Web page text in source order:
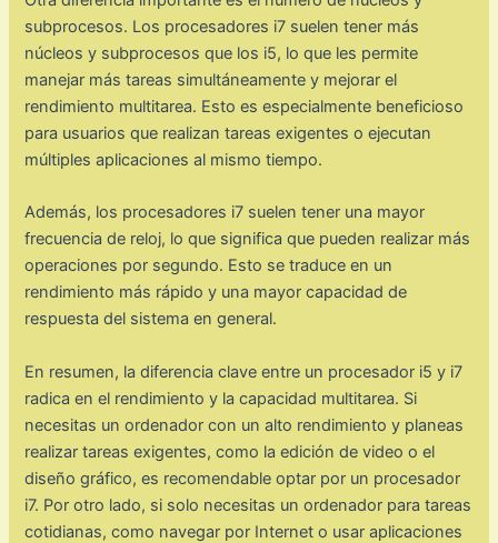
subprocesos. Los procesadores i7 suelen tener más
núcleos y subprocesos que los i5, lo que les permite
manejar más tareas simultáneamente y mejorar el
rendimiento multitarea. Esto es especialmente beneficioso
para usuarios que realizan tareas exigentes o ejecutan
múltiples aplicaciones al mismo tiempo.
Además, los procesadores i7 suelen tener una mayor
frecuencia de reloj, lo que significa que pueden realizar más
operaciones por segundo. Esto se traduce en un
rendimiento más rápido y una mayor capacidad de
respuesta del sistema en general.
En resumen, la diferencia clave entre un procesador i5 y i7
radica en el rendimiento y la capacidad multitarea. Si
necesitas un ordenador con un alto rendimiento y planeas
realizar tareas exigentes, como la edición de video o el
diseño gráfico, es recomendable optar por un procesador
i7. Por otro lado, si solo necesitas un ordenador para tareas
cotidianas, como navegar por Internet o usar aplicaciones